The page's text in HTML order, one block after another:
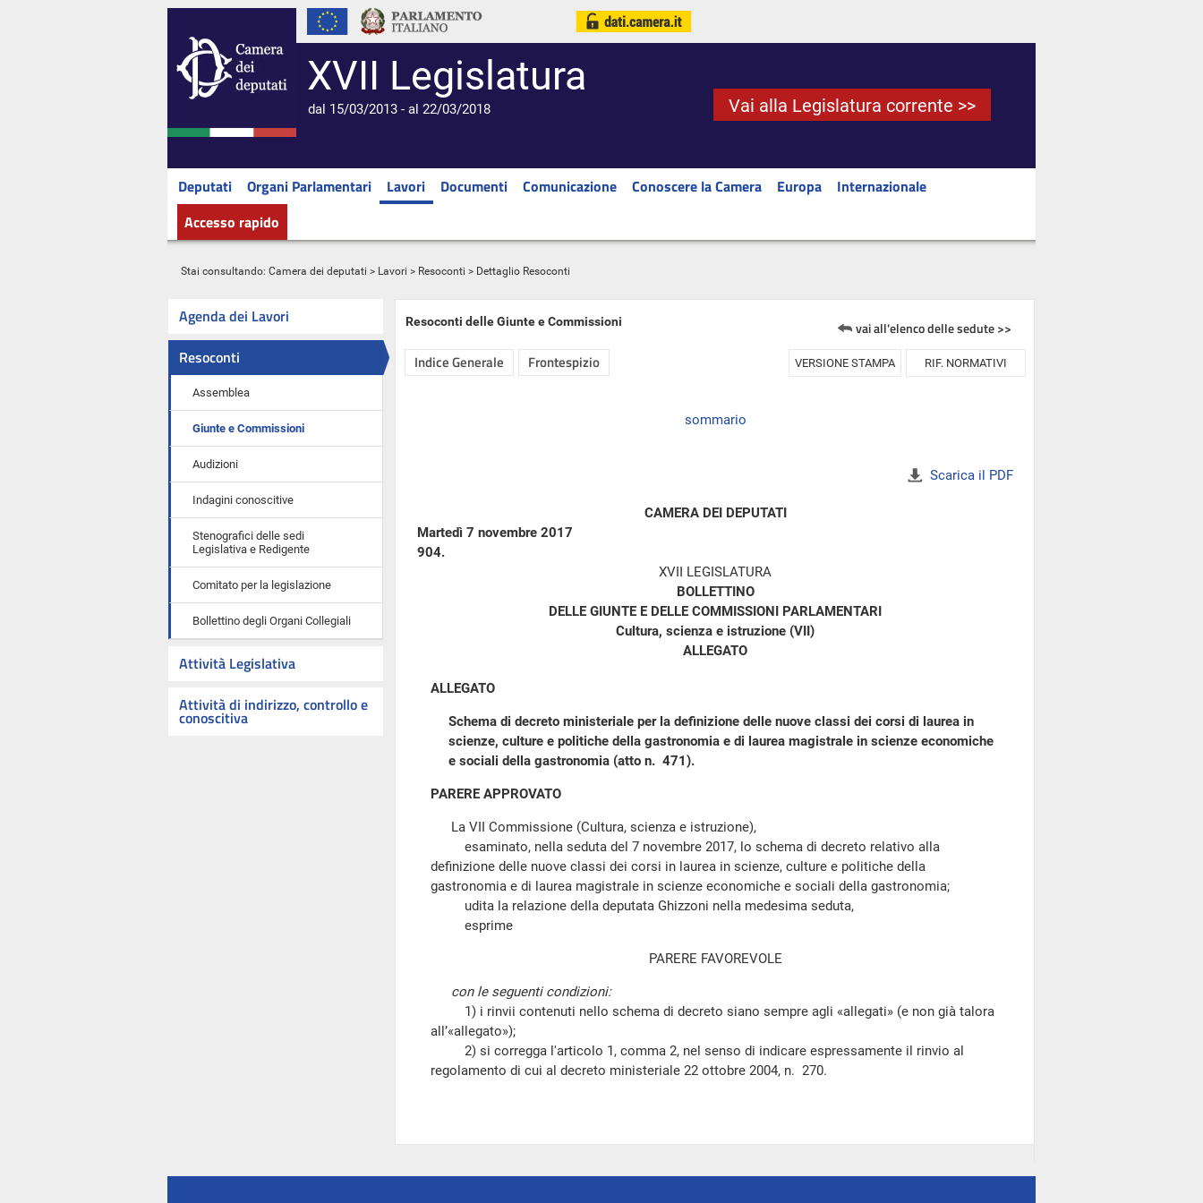
XVII Legislatura
dal 15/03/2013 - al 22/03/2018 Vai alla Legislatura corrente >>
Deputati Organi Parlamentari Lavori Documenti Comunicazione Conoscere la Camera Europa
Internazionale
Accesso rapido
Stai consultando: Camera dei deputati > Lavori > Resoconti > Dettaglio Resoconti
Agenda dei Lavori
Resoconti
Assemblea
Giunte e Commissioni
Audizioni
Indagini conoscitive
Stenografici delle sedi
Legislativa e Redigente
Comitato per la legislazione
Bollettino degli Organi Collegiali
Attività Legislativa
Attività di indirizzo, controllo e
conoscitiva
Resoconti delle Giunte e Commissioni vai all'elenco delle sedute >>
Indice Generale Frontespizio VERSIONE STAMPA RIF. NORMATIVI
sommario
Scarica il PDF
CAMERA DEI DEPUTATI
Martedì 7 novembre 2017
904.
XVII LEGISLATURA
BOLLETTINO
DELLE GIUNTE E DELLE COMMISSIONI PARLAMENTARI
Cultura, scienza e istruzione (VII)
ALLEGATO
ALLEGATO
Schema di decreto ministeriale per la definizione delle nuove classi dei corsi di laurea in
scienze, culture e politiche della gastronomia e di laurea magistrale in scienze economiche
e sociali della gastronomia (atto n. 471).
PARERE APPROVATO
La VII Commissione (Cultura, scienza e istruzione),
esaminato, nella seduta del 7 novembre 2017, lo schema di decreto relativo alla
definizione delle nuove classi dei corsi in laurea in scienze, culture e politiche della
gastronomia e di laurea magistrale in scienze economiche e sociali della gastronomia;
udita la relazione della deputata Ghizzoni nella medesima seduta,
esprime
PARERE FAVOREVOLE
con le seguenti condizioni:
1) i rinvii contenuti nello schema di decreto siano sempre agli «allegati» (e non già talora
all’«allegato»);
2) si corregga l'articolo 1, comma 2, nel senso di indicare espressamente il rinvio al
regolamento di cui al decreto ministeriale 22 ottobre 2004, n. 270.